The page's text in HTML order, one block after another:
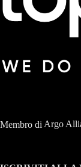
Membro di Argo